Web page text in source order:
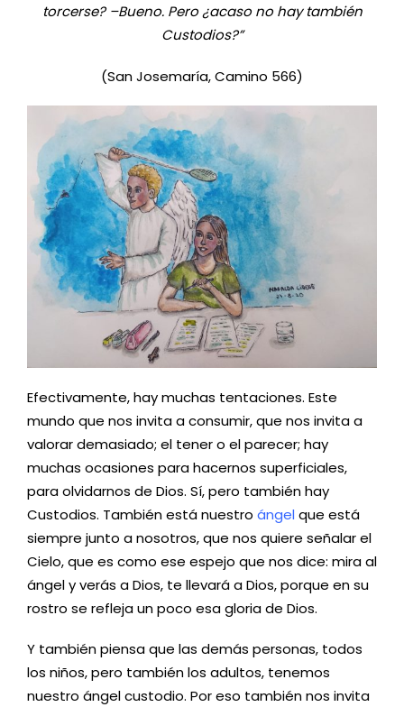
torcerse? –Bueno. Pero ¿acaso no hay también
Custodios?”
(San Josemaría, Camino 566)
Efectivamente, hay muchas tentaciones. Este
mundo que nos invita a consumir, que nos invita a
valorar demasiado; el tener o el parecer; hay
muchas ocasiones para hacernos superficiales,
para olvidarnos de Dios. Sí, pero también hay
Custodios. También está nuestro ángel que está
siempre junto a nosotros, que nos quiere señalar el
Cielo, que es como ese espejo que nos dice: mira al
ángel y verás a Dios, te llevará a Dios, porque en su
rostro se refleja un poco esa gloria de Dios.
Y también piensa que las demás personas, todos
los niños, pero también los adultos, tenemos
nuestro ángel custodio. Por eso también nos invita